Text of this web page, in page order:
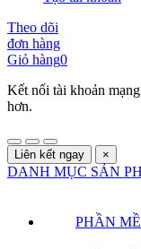
Theo dõi
đơn hàng
Giỏ hàng0
Kết nối tài khoản
hơn.
Liên kết ngay ×
DANH MỤC SẢN
PHẦN